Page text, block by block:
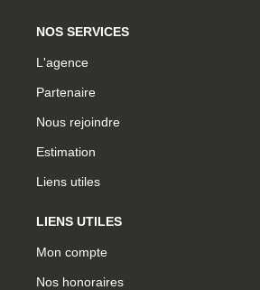
NOS SERVICES
L'agence
Partenaire
Nous rejoindre
Estimation
Liens utiles
LIENS UTILES
Mon compte
Nos honoraires